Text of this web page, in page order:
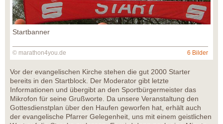
Startbanner
© marathon4you.de 6 Bilder
Vor der evangelischen Kirche stehen die gut 2000 Starter
bereits in den Startblock. Der Moderator gibt letzte
Informationen und übergibt an den Sportbürgermeister das
Mikrofon für seine Grußworte. Da unsere Veranstaltung den
Gottesdienstplan über den Haufen geworfen hat, erhält auch
der evangelische Pfarrer Gelegenheit, uns mit einem geistlichen